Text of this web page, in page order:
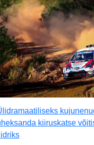
kiiruskatse